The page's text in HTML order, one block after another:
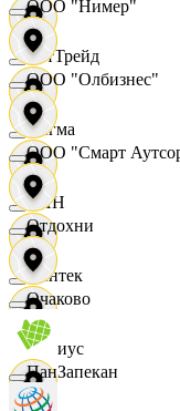
СетТрейд
Сигма
СИН
Синтек
Сириус
ООО "Нимер"
ООО "Олбизнес"
ООО "Смарт
Отдохни
Очаково
ПанЗапекан